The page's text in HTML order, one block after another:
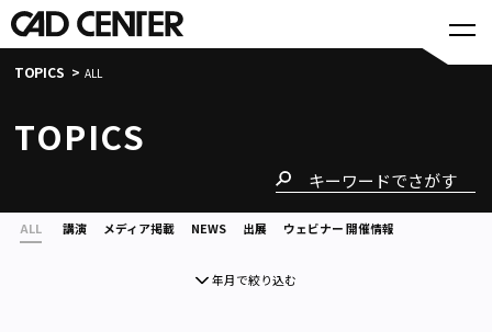
TOPICS ALL
TOPICS
ALL 講演 メディア掲載 NEWS 出展 ウェビナー 開催情報
年月で絞り込む